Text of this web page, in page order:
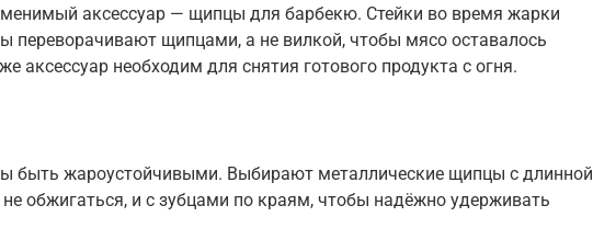
аксессуар — щипцы для барбекю. Стейки во время жарки
переворачивают щипцами, а не вилкой, чтобы мясо оставалось
аксессуар необходим для снятия готового продукта с огня.
быть жароустойчивыми. Выбирают металлические щипцы с длинной
обжигаться, и с зубцами по краям, чтобы надёжно удерживать